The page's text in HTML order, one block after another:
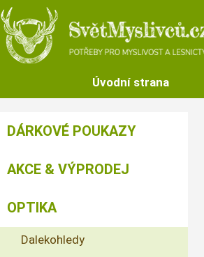
Úvodní strana
DÁRKOVÉ POUKAZY
AKCE & VÝPRODEJ
OPTIKA
Dalekohledy